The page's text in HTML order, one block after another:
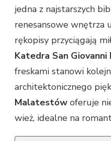
jedna z najstarszych
renesansowe wnętrza
rękopisy przyciągają
Katedra San
freskami stanowi
architektonicznego
Malatestów oferuje
wież, idealne na